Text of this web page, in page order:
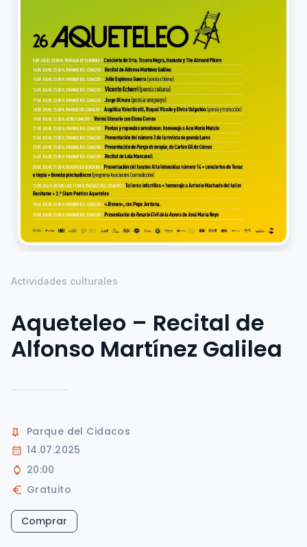
Actividades culturales
Aqueteleo – Recital de
Alfonso Martínez Galilea
Parque del Cidacos
14.07.2025
20:00
Gratuito
Comprar